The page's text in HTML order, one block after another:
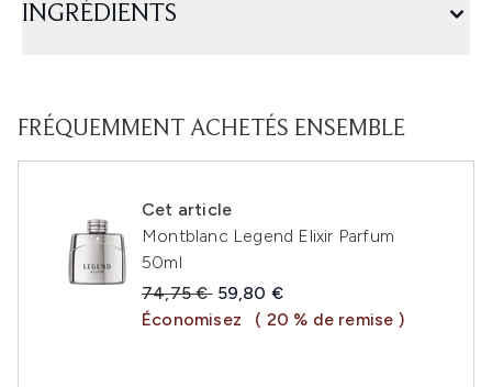
INGRÉDIENTS
FRÉQUEMMENT ACHETÉS ENSEMBLE
Cet article
Montblanc Legend Elixir Parfum
50ml
Prix de vente :
74,75 € Prix ​​actuel :
59,80 €
Économisez
( 20 % de remise )